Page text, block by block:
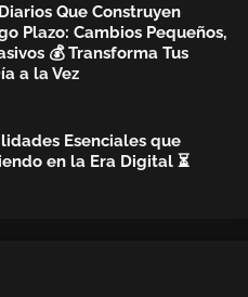
Que Construyen
Plazo: Cambios Pequeños,
💰 Transforma Tus
a la Vez
Esenciales que
en la Era Digital ⏳